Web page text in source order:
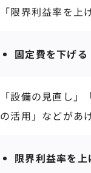
「限界利益率を上
固定費を下げる
「設備の見直し
の活用」などがあ
限界利益率を上